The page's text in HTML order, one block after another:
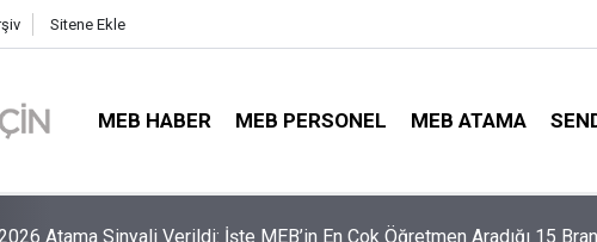
Sitene Ekle
MEB HABER MEB PERSONEL MEB ATAMA
LGS Nakillerinde Büyük Risk: Gözde Liselerde Kontenjanlar Bitti, Rekabet